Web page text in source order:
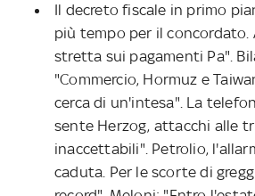
Il decreto fiscale in primo
più tempo per il concordato.
stretta sui pagamenti Pa".
"Commercio, Hormuz e
cerca di un'intesa". La
sente Herzog, attacchi alle
inaccettabili". Petrolio,
caduta. Per le scorte di